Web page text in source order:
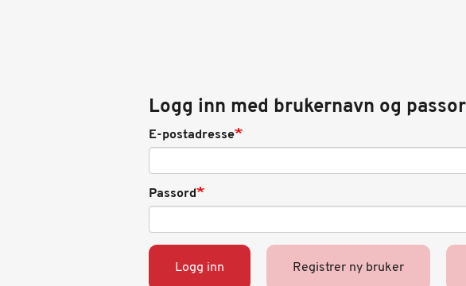
Logg inn med brukernavn og
E-postadresse
Passord
Logg inn Registrer ny bruker